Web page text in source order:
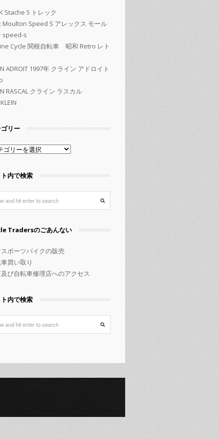
Stache 5 トレック
Moulton Speed S アレックス モール
speed-s
Cycle 関根自転車 昭和 Retro レト
ADROIT 1997年 クライン アドロイト
RASCAL クライン ラスカル
リー
内で検索
Tradersのごあんない
ポーツバイクの販売
買い取り
び自転車修理店へのアクセス
内で検索